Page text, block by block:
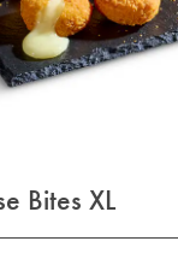
Bites XL